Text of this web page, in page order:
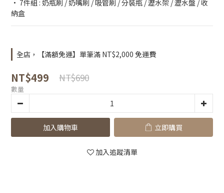
• 7件組 : 奶瓶刷 / 奶嘴刷 / 吸管刷 / 分裝瓶 / 瀝水架 / 瀝水盤 / 收
納盒
全店，【滿額免運】單筆滿 NT$2,000 免運費
NT$499 NT$690
數量
加入購物車 立即購買
加入追蹤清單